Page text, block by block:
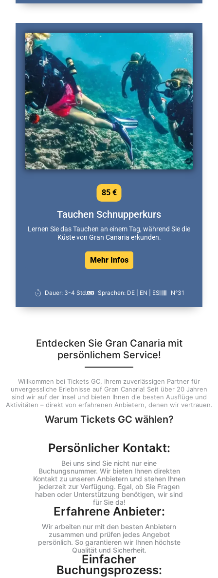
Tauchen Schnupperkurs
Lernen Sie das Tauchen an einem Tag, während Sie die
Küste von Gran Canaria erkunden.
Mehr Infos
85 €
Dauer: 3-4 Std. Sprachen: DE | EN | ES N°31
Entdecken Sie Gran Canaria mit
persönlichem Service!
Willkommen bei Tickets GC, Ihrem zuverlässigen Partner für
unvergessliche Erlebnisse auf Gran Canaria! Seit über 20 Jahren
sind wir auf der Insel und bieten Ihnen die besten Ausflüge und
Aktivitäten – direkt von erfahrenen Anbietern, denen wir vertrauen.
Warum Tickets GC wählen?
Persönlicher Kontakt:
Bei uns sind Sie nicht nur eine
Buchungsnummer. Wir bieten Ihnen direkten
Kontakt zu unseren Anbietern und stehen Ihnen
jederzeit zur Verfügung. Egal, ob Sie Fragen
haben oder Unterstützung benötigen, wir sind
für Sie da!
Erfahrene Anbieter:
Wir arbeiten nur mit den besten Anbietern
zusammen und prüfen jedes Angebot
persönlich. So garantieren wir Ihnen höchste
Qualität und Sicherheit.
Einfacher
Buchungsprozess: